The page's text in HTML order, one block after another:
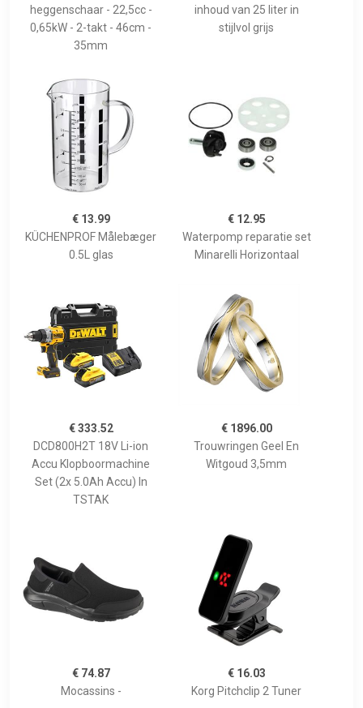
heggenschaar - 22,5cc -
0,65kW - 2-takt - 46cm -
35mm
inhoud van 25 liter in
stijlvol grijs
€ 13.99
KÜCHENPROF Målebæger
0.5L glas
€ 12.95
Waterpomp reparatie set
Minarelli Horizontaal
€ 333.52
DCD800H2T 18V Li-ion
Accu Klopboormachine
Set (2x 5.0Ah Accu) In
TSTAK
€ 1896.00
Trouwringen Geel En
Witgoud 3,5mm
€ 74.87
Mocassins -
€ 16.03
Korg Pitchclip 2 Tuner